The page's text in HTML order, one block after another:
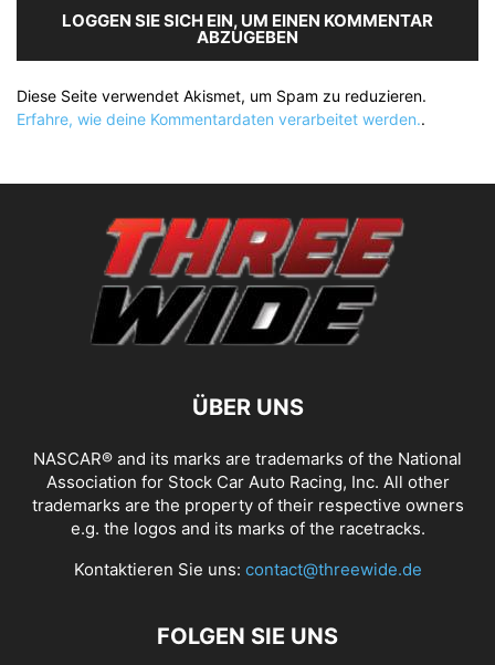
LOGGEN SIE SICH EIN, UM EINEN KOMMENTAR
ABZUGEBEN
Diese Seite verwendet Akismet, um Spam zu reduzieren.
Erfahre, wie deine Kommentardaten verarbeitet werden..
ÜBER UNS
NASCAR® and its marks are trademarks of the National
Association for Stock Car Auto Racing, Inc. All other
trademarks are the property of their respective owners
e.g. the logos and its marks of the racetracks.
Kontaktieren Sie uns: contact@threewide.de
FOLGEN SIE UNS